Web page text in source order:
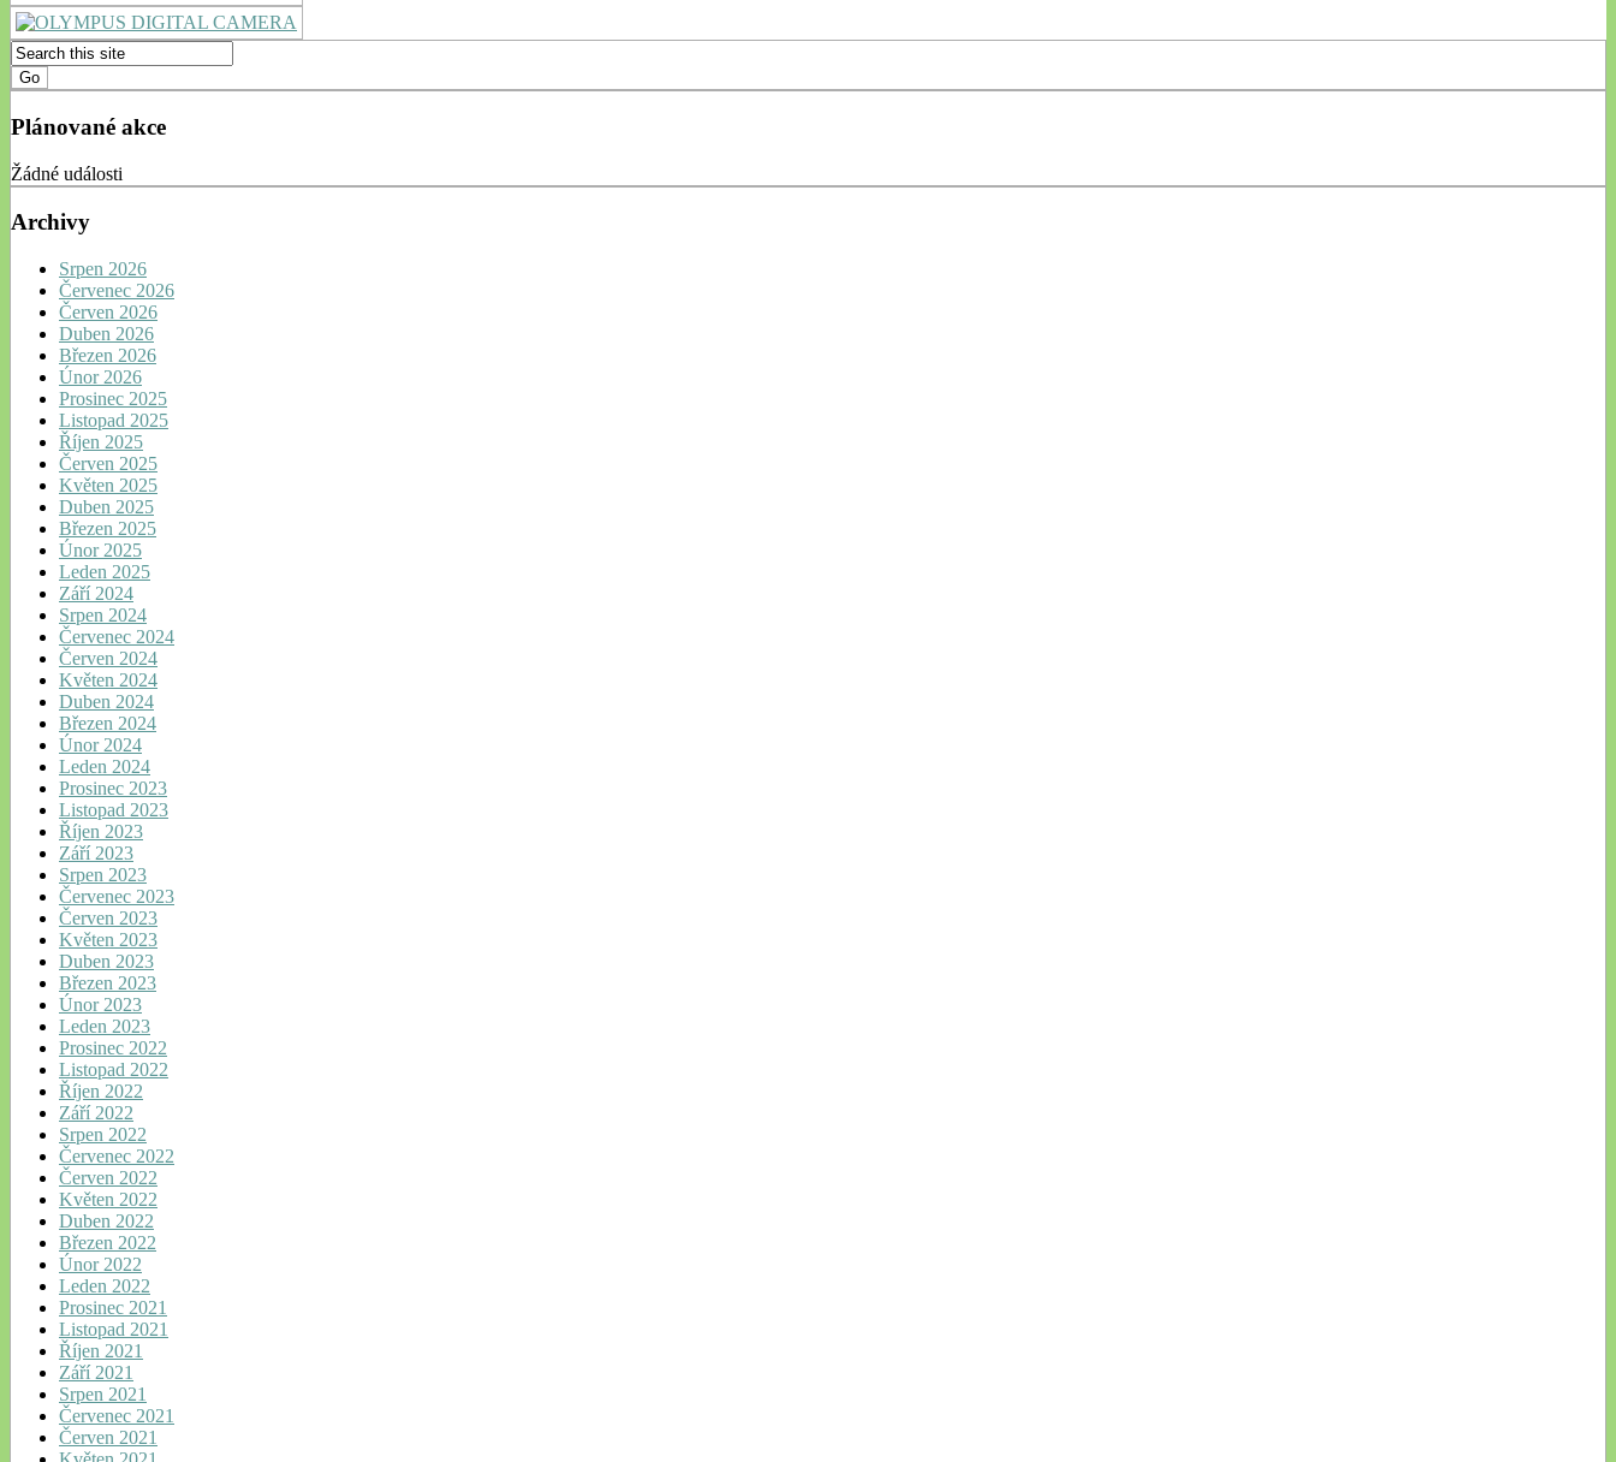
Plánované akce
Žádné události
Archivy
Srpen 2026
Červenec 2026
Červen 2026
Duben 2026
Březen 2026
Únor 2026
Prosinec 2025
Listopad 2025
Říjen 2025
Červen 2025
Květen 2025
Duben 2025
Březen 2025
Únor 2025
Leden 2025
Září 2024
Srpen 2024
Červenec 2024
Červen 2024
Květen 2024
Duben 2024
Březen 2024
Únor 2024
Leden 2024
Prosinec 2023
Listopad 2023
Říjen 2023
Září 2023
Srpen 2023
Červenec 2023
Červen 2023
Květen 2023
Duben 2023
Březen 2023
Únor 2023
Leden 2023
Prosinec 2022
Listopad 2022
Říjen 2022
Září 2022
Srpen 2022
Červenec 2022
Červen 2022
Květen 2022
Duben 2022
Březen 2022
Únor 2022
Leden 2022
Prosinec 2021
Listopad 2021
Říjen 2021
Září 2021
Srpen 2021
Červenec 2021
Červen 2021